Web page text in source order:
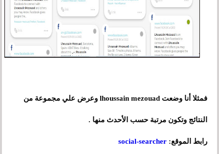
فمثلا أنا وضعت lhoussain mezouad وعرض علي مجموعة من
النتائج وتكون مرتبة حسب الأحدث منها .
رابط الموقع: social-searcher